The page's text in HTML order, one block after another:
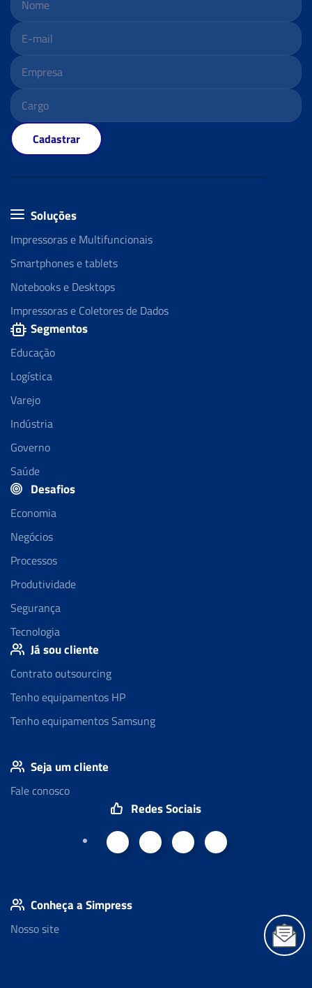
Cadastrar
Soluções
Impressoras e Multifuncionais
Smartphones e tablets
Notebooks e Desktops
Impressoras e Coletores de Dados
Segmentos
Educação
Logística
Varejo
Indústria
Governo
Saúde
Desafios
Economia
Negócios
Processos
Produtividade
Segurança
Tecnologia
Já sou cliente
Contrato outsourcing
Tenho equipamentos HP
Tenho equipamentos Samsung
Seja um cliente
Fale conosco
Redes Sociais
Conheça a Simpress
Nosso site